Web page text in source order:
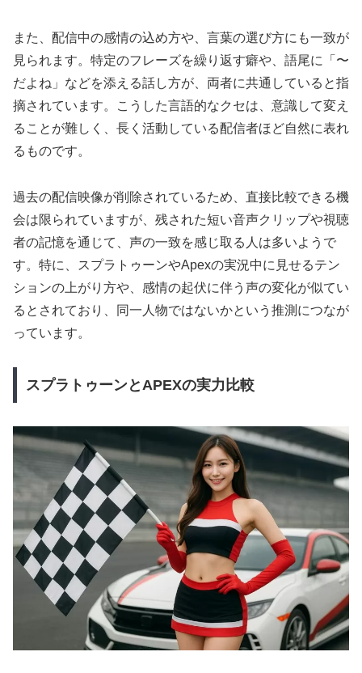
また、配信中の感情の込め方や、言葉の選び方にも一致が
見られます。特定のフレーズを繰り返す癖や、語尾に「〜
だよね」などを添える話し方が、両者に共通していると指
摘されています。こうした言語的なクセは、意識して変え
ることが難しく、長く活動している配信者ほど自然に表れ
るものです。
過去の配信映像が削除されているため、直接比較できる機
会は限られていますが、残された短い音声クリップや視聴
者の記憶を通じて、声の一致を感じ取る人は多いようで
す。特に、スプラトゥーンやApexの実況中に見せるテン
ションの上がり方や、感情の起伏に伴う声の変化が似てい
るとされており、同一人物ではないかという推測につなが
っています。
スプラトゥーンとAPEXの実力比較